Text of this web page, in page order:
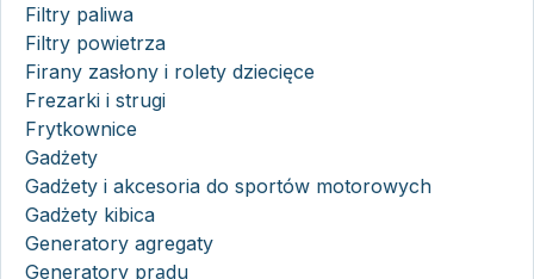
Filtry paliwa
Filtry powietrza
Firany zasłony i rolety dziecięce
Frezarki i strugi
Frytkownice
Gadżety
Gadżety i akcesoria do sportów motorowych
Gadżety kibica
Generatory agregaty
Generatory prądu